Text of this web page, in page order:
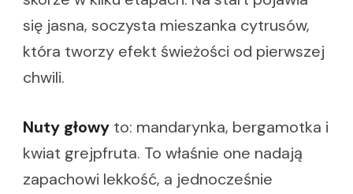
się jasna, soczysta mieszanka cytrusów,
która tworzy efekt świeżości od pierwszej
chwili.
Nuty głowy to: mandarynka, bergamotka i
kwiat grejpfruta. To właśnie one nadają
zapachowi lekkość, a jednocześnie